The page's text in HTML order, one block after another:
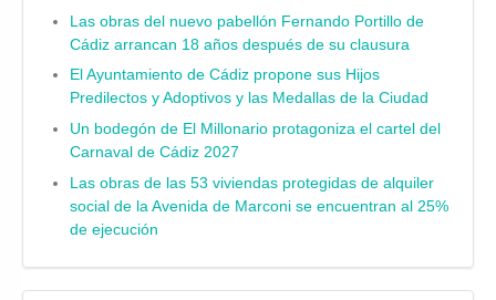
Las obras del nuevo pabellón Fernando Portillo de
Cádiz arrancan 18 años después de su clausura
El Ayuntamiento de Cádiz propone sus Hijos
Predilectos y Adoptivos y las Medallas de la Ciudad
Un bodegón de El Millonario protagoniza el cartel del
Carnaval de Cádiz 2027
Las obras de las 53 viviendas protegidas de alquiler
social de la Avenida de Marconi se encuentran al 25%
de ejecución